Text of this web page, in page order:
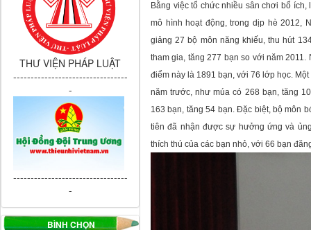
THƯ VIỆN PHÁP LUẬT
---------------------------------
-
---------------------------------
-
BÌNH CHỌN
Bằng việc tổ chức nhiều sân chơi bổ
mô hình hoạt động, trong dịp hè 2012,
giảng 27 bộ môn năng khiếu, thu hút
tham gia, tăng 277 bạn so với năm
điểm này là 1891 bạn, với 76 lớp học.
năm trước, như múa có 268 bạn, tăng
163 bạn, tăng 54 bạn. Đặc biệt, bộ môn
tiênđã nhận được sự hưởng ứng và
thích thú của các bạn nhỏ, với 66 bạn